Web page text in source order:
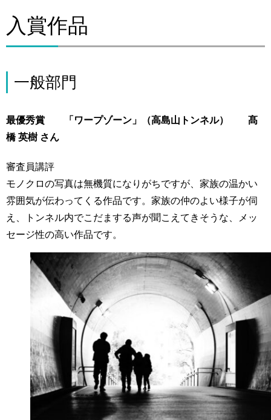
入賞作品
一般部門
最優秀賞 「ワープゾーン」（高島山トンネル） 髙
橋 英樹 さん
審査員講評
モノクロの写真は無機質になりがちですが、家族の温かい
雰囲気が伝わってくる作品です。家族の仲のよい様子が伺
え、トンネル内でこだまする声が聞こえてきそうな、メッ
セージ性の高い作品です。